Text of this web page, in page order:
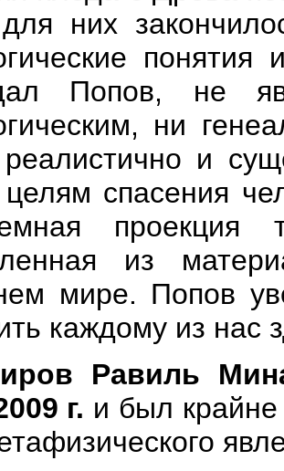
них
Попов, не
ни
и
спасения
проекция
из
мире. Попов
каждому из нас
Равиль
г. и был